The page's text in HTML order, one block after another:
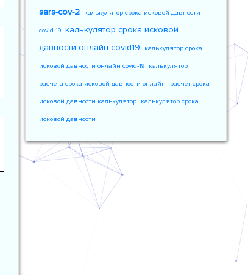
sars-cov-2
калькулятор срока исковой давности
covid-19 калькулятор срока исковой
давности онлайн covid19
калькулятор срока
исковой давности онлайн covid-19 калькулятор
расчета срока исковой давности онлайн расчет срока
исковой давности калькулятор калькулятор срока
исковой давности